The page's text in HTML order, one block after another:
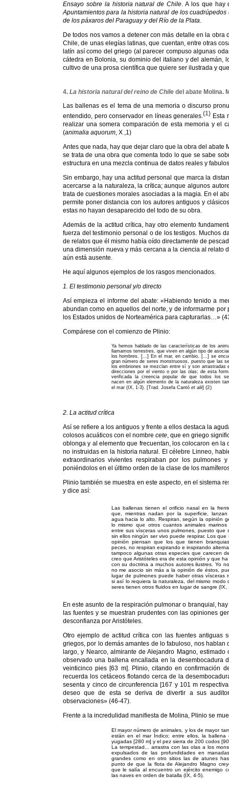
Ensayo sobre la historia natural de Chile. A los que hay
Apuntamientos para la historia natural de los
de los páxaros del Paraguay y del Río de la Plata.
De todos nos vamos a detener con más detalle en la
Chile, de unas elegías latinas, que cuentan, entre otras
latín así como del griego (al parecer compuso algunas
cátedra en Bolonia, su dominio del italiano y del alemán,
cultivo de una prosa científica que quiere ser ilustrada y
4. La historia natural del reino de Chile del abate Molina.
Las ballenas es el tema de una memoria o discurso
entendido, pero conservador en líneas generales.(1) Esta
realizar una somera comparación de esta memoria y el
(animalia aquorum, X ,1)
Antes que nada, hay que dejar claro que la obra del
se trata de una obra que comenta todo lo que se sabe
estructura en una mezcla continua de datos reales y
Sin embargo, hay una actitud personal que marca la
acercarse a la naturaleza, la crítica; aunque algunos
trata de cuestiones morales asociadas a la magia. En el
permite poner distancia con los autores antiguos y
estas no hayan desaparecido del todo de su obra.
Además de la actitud crítica, hay otro elemento
fuerza del testimonio personal o de los testigos. Muchos
de relatos que él mismo había oído directamente de
una dimensión nueva y más cercana a la ciencia al
aún está ausente.
He aquí algunos ejemplos de los rasgos mencionados.
1. El testimonio personal y/o directo
Así empieza el informe del abate: «Habiendo tenido a
abundan como en aquellos del norte, y de informarme
los Estados unidos de Norteamérica para capturarlas…»
Compárese con el comienzo de Plinio:
Ya hemos hablado de las características de los
llamamos terrestres, que viven en algún tipo de
los hombres. [...] En el mar, en cambio, [...] se
gran número de seres monstruosos, puesto que las
los embriones se mezclan entre sí y son arrastradas
direcciones por el viento o por las olas; de esta
verificada la creencia popular de que todos los
nacen en algún elemento de la naturaleza existen
el mar (IX, 1-3). [Trad. Josefa Cantó et alii] (2)
2. La actitud crítica
Así se refiere a los antiguos y frente a ellos destaca la
colosos acuáticos con el nombrecete, que en griego
oblonga y al elemento que frecuentan, los colocaron en
no instruidas en la historia natural. El célebre Linneo,
extraordinarios vivientes respiraban por los
poniéndolos en el último orden de la clase de los
Plinio también se muestra en este aspecto, en el sistema
y dice así:
Las ballenas tienen el orificio nasal en la
que, mientras nadan por la superficie,
agua hacia lo alto. Respiran, según la opinión
lo mismo que otros cuantos animales
entre sus vísceras unos pulmones, puesto que
sin ellos ningún ser vivo puede respirar. Los que
opinión piensan que los que tienen
peces, no respiran expirando e inspirando
tampoco algunas otras especies que carecen
creo que Aristóteles era de esta opinión y que
con su doctrina a muchos autores ilustres. Yo
no me asocio sin más a la opinión de éstos,
lugar de pulmones puede haber otras vísceras
si así lo requiera la naturaleza, del mismo modo
seres tienen otros fluidos en lugar de sangre (IX,
En este asunto de la respiración pulmonar o branquial,
las fuentes y se muestran prudentes con las opiniones
desconfianza por Aristóteles.
Otro ejemplo de actitud crítica con las fuentes
griegos, por lo demás amantes de lo fabuloso, nos
largo, y Nearco, almirante de Alejandro Magno,
observado una ballena encallada en la desembocadura
veinticinco pies [63 m]. Plinio, citando en confirmación
recuerda los cetáceos flotando cerca de la
sesenta y cinco de circunferencia [167 y 101 m
deseo que de esta se deriva de divertir a sus
observaciones» (46-47).
Frente a la incredulidad manifiesta de Molina, Plinio se
El mayor número de animales, y los de mayor
están en el mar Índico; entre ellos, la ballena
yugadas [280 m] y el pez sierra de 200 codos
La tempestad... arrastra con las olas a los
expulsados de las profundidades en
grandes como en otro sitios las de atunes
punto de que la flota de Alejandro Magno
que le salía al encuentro un ejército enemigo
las naves en orden de batalla (IX, 4-5).